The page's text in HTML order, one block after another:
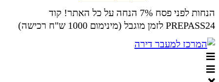
הנחות לפני פסח 7% הנחה על כל האתר! קוד
PREPASS24 לזמן מוגבל (מינימום 1000 ש"ח רכישה)